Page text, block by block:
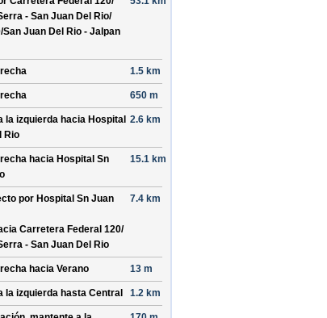
- San Juan Del Rio/
San Juan Del Rio - Jalpan
1.5 km
650 m
la izquierda hacia Hospital
Rio
2.6 km
hacia Hospital Sn
15.1 km
por Hospital Sn Juan
Carretera Federal 120/
- San Juan Del Rio
7.4 km
hacia Verano 13 m
la izquierda hasta Central 1.2 km